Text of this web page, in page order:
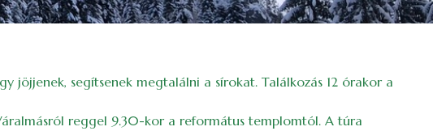
jöjjenek, segítsenek megtalálni a sírokat. Találkozás 12 órakor a
reggel 9.30-kor a református templomtól. A túra